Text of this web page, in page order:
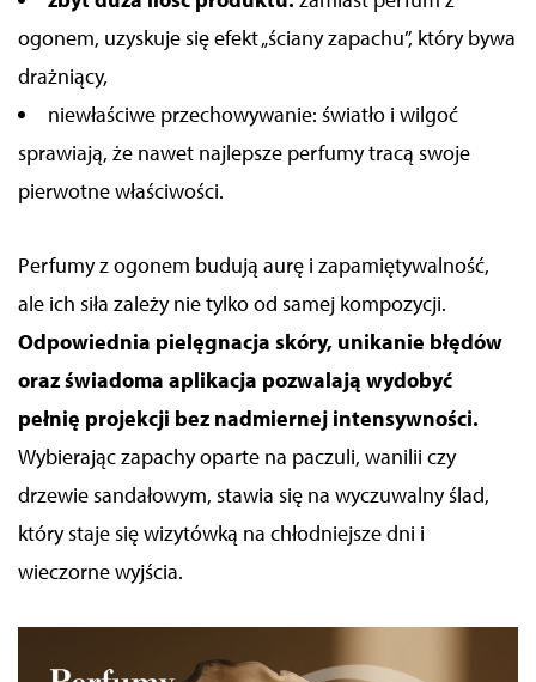
ogonem, uzyskuje się efekt „ściany zapachu”, który bywa
drażniący,
niewłaściwe przechowywanie: światło i wilgoć
sprawiają, że nawet najlepsze perfumy tracą swoje
pierwotne właściwości.
Perfumy z ogonem budują aurę i zapamiętywalność,
ale ich siła zależy nie tylko od samej kompozycji.
Odpowiednia pielęgnacja skóry, unikanie błędów
oraz świadoma aplikacja pozwalają wydobyć
pełnię projekcji bez nadmiernej intensywności.
Wybierając zapachy oparte na paczuli, wanilii czy
drzewie sandałowym, stawia się na wyczuwalny ślad,
który staje się wizytówką na chłodniejsze dni i
wieczorne wyjścia.